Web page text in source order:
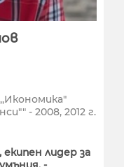
- 2008, 2012 г.
лидер за